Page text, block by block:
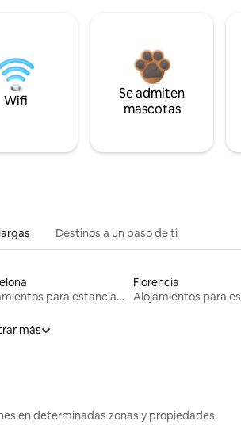
Wifi
Se admiten
mascotas
Destinos a un paso de ti
Alojamientos para estancias largas
Florencia
más
en determinadas zonas y propiedades.